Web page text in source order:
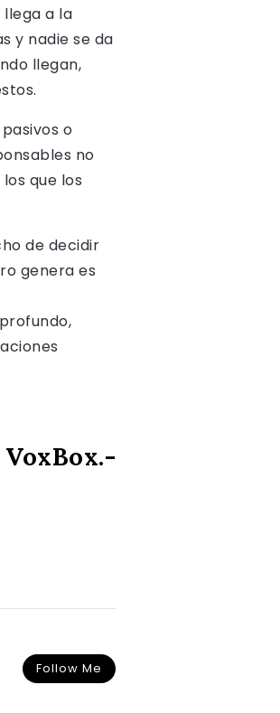
a la
y nadie se da
llegan,
o
no
que los
de decidir
genera es
VoxBox.-
Follow Me